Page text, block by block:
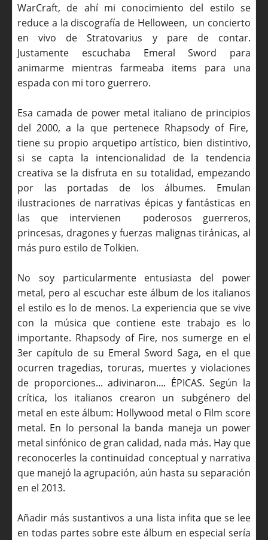
WarCraft, de ahí mi conocimiento del estilo se
reduce a la discografía de Helloween, un concierto
en vivo de Stratovarius y pare de contar.
Justamente escuchaba Emeral Sword para
animarme mientras farmeaba items para una
espada con mi toro guerrero.
Esa camada de power metal italiano de principios
del 2000, a la que pertenece Rhapsody of Fire,
tiene su propio arquetipo artístico, bien distintivo,
si se capta la intencionalidad de la tendencia
creativa se la disfruta en su totalidad, empezando
por las portadas de los álbumes. Emulan
ilustraciones de narrativas épicas y fantásticas en
las que intervienen poderosos guerreros,
princesas, dragones y fuerzas malignas tiránicas, al
más puro estilo de Tolkien.
No soy particularmente entusiasta del power
metal, pero al escuchar este álbum de los italianos
el estilo es lo de menos. La experiencia que se vive
con la música que contiene este trabajo es lo
importante. Rhapsody of Fire, nos sumerge en el
3er capítulo de su Emeral Sword Saga, en el que
ocurren tragedias, toruras, muertes y violaciones
de proporciones... adivinaron.... ÉPICAS. Según la
crítica, los italianos crearon un subgénero del
metal en este álbum: Hollywood metal o Film score
metal. En lo personal la banda maneja un power
metal sinfónico de gran calidad, nada más. Hay que
reconocerles la continuidad conceptual y narrativa
que manejó la agrupación, aún hasta su separación
en el 2013.
Añadir más sustantivos a una lista infita que se lee
en todas partes sobre este álbum en especial sería